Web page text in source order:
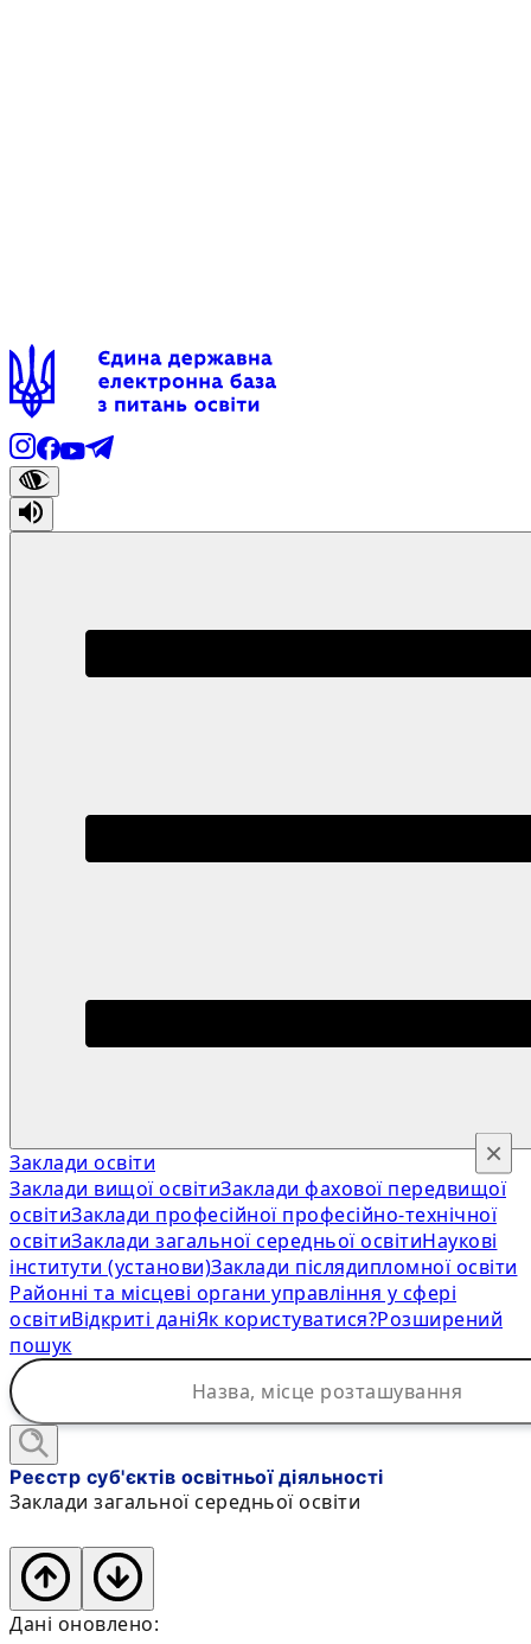
Заклади освіти
Заклади вищої освітиЗаклади фахової передвищої
освітиЗаклади професійної професійно-технічної
освітиЗаклади загальної середньої освітиНаукові
інститути (установи)Заклади післядипломної освіти
Районні та місцеві органи управління у сфері
освітиВідкриті даніЯк користуватися?Розширений
пошук
×
Реєстр суб'єктів освітньої діяльності
Заклади загальної середньої освіти
Дані оновлено: